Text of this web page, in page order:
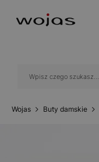
Wojas Buty damskie